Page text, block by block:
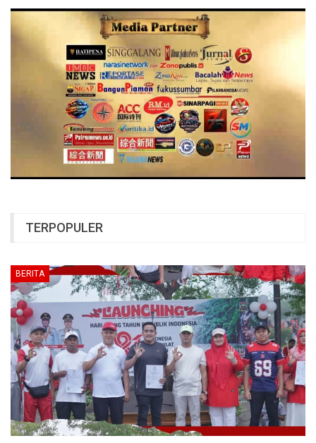
TERPOPULER
BERITA